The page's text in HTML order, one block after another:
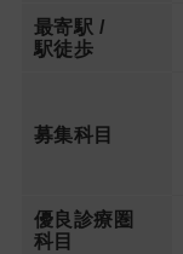
最寄駅 /
駅徒歩
募集科目
優良診療圏
科目